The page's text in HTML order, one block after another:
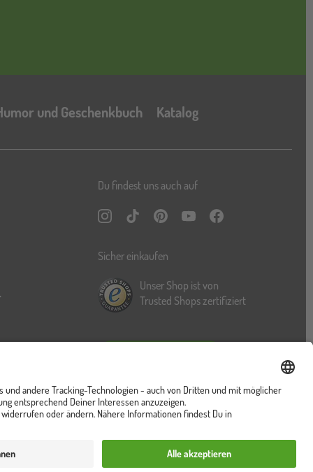
und Geschenkbuch Katalog
Katalog
Cookies
Du findest uns auch auf
Instagram
TikTokPinterestYouTubeFacebook
Sicher einkaufen
Unser Shop ist von
Trusted Shops zertifiziert